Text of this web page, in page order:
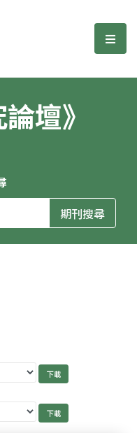
選
壇》